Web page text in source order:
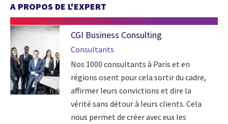
A PROPOS DE L'EXPERT
CGI Business Consulting
Consultants
Nos 1000 consultants à Paris et en
régions osent pour cela sortir du cadre,
affirmer leurs convictions et dire la
vérité sans détour à leurs clients. Cela
nous permet de créer avec eux les